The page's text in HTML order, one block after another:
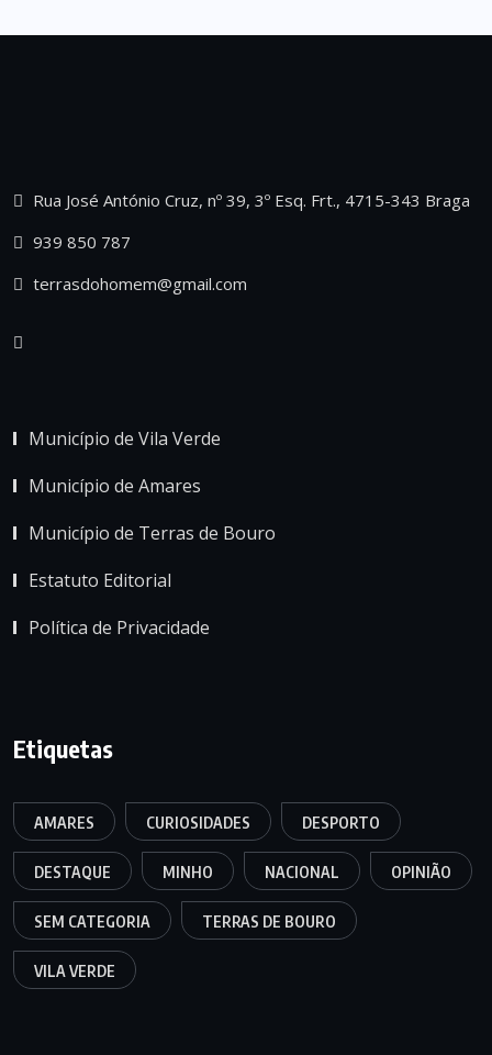
Rua José António Cruz, nº 39, 3º Esq. Frt., 4715-343 Braga
939 850 787
terrasdohomem@gmail.com
Município de Vila Verde
Município de Amares
Município de Terras de Bouro
Estatuto Editorial
Política de Privacidade
Etiquetas
AMARES CURIOSIDADES DESPORTO
DESTAQUE MINHO NACIONAL OPINIÃO
SEM CATEGORIA TERRAS DE BOURO
VILA VERDE